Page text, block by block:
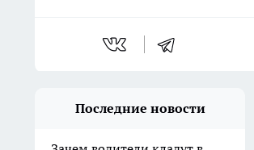
Последние новости